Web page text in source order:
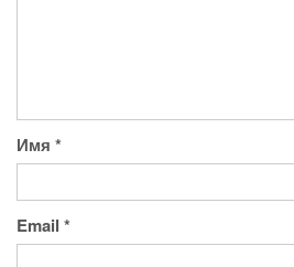
Имя *
Email *